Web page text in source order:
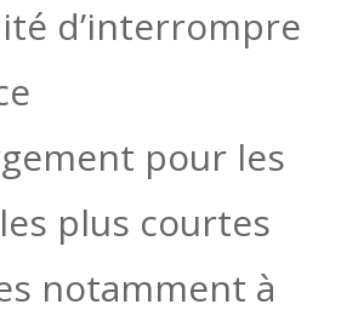
d’interrompre
pour les
plus courtes
notamment à